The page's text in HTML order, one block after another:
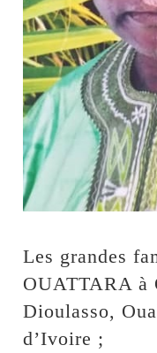
Les grandes
OUATTARA à
Dioulasso,
d’Ivoire ;